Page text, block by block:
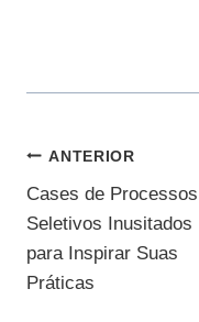
Navegação
De
Post
ANTERIOR
Cases de Processos
Seletivos Inusitados
para Inspirar Suas
Práticas